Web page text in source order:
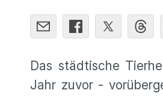
Das städtische
Jahr zuvor -